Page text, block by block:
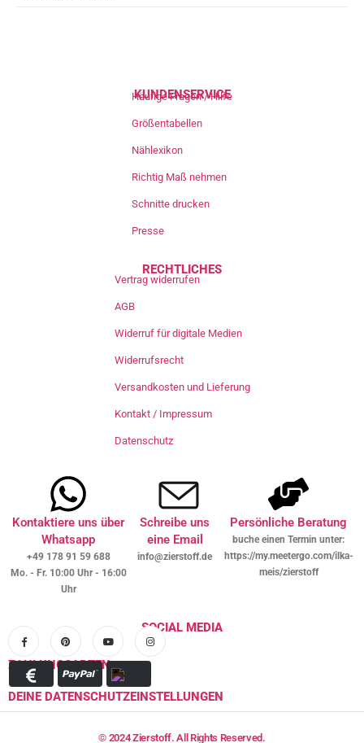
KUNDENSERVICE
Häufige Fragen / Hilfe
Größentabellen
Nählexikon
Richtig Maß nehmen
Schnitte drucken
Presse
RECHTLICHES
Vertrag widerrufen
AGB
Widerruf für digitale Medien
Widerrufsrecht
Versandkosten und Lieferung
Kontakt / Impressum
Datenschutz
Kontaktiere uns über
Whatsapp
+49 178 91 59 688
Mo. - Fr. 10:00 Uhr - 16:00
Uhr
Schreibe uns
eine Email
info@zierstoff.de
Persönliche Beratung
buche einen Termin unter:
https://my.meetergo.com/ilka-
meis/zierstoff
SOCIAL MEDIA
ZAHLUNGSARTEN
DEINE DATENSCHUTZEINSTELLUNGEN
© 2024 Zierstoff. All Rights Reserved.